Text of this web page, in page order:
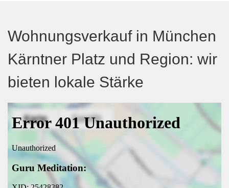
Wohnungsverkauf in München
Kärntner Platz und Region: wir
bieten lokale Stärke